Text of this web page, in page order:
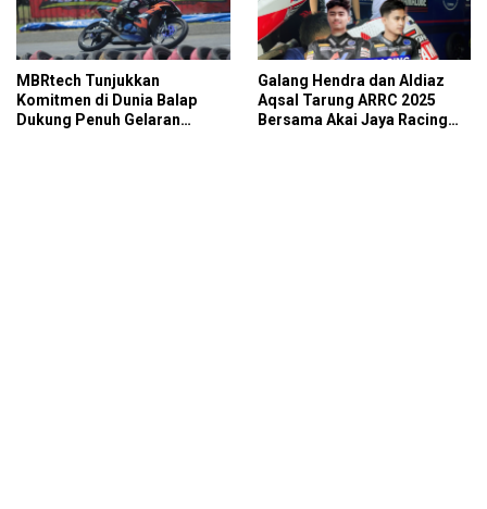
MBRtech Tunjukkan
Komitmen di Dunia Balap
Dukung Penuh Gelaran
Galang Hendra dan Aldiaz
Aqsal Tarung ARRC 2025
Bersama Akai Jaya Racing